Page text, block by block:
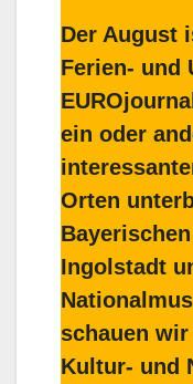
Der August
Ferien- und
ein oder
Orten
Ingolstadt
schauen
Kultur- und